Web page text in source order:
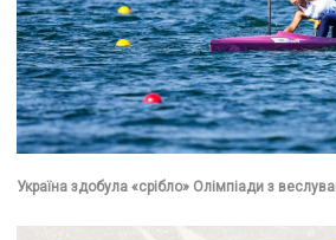
Україна здобула «срібло» Олімпіади з